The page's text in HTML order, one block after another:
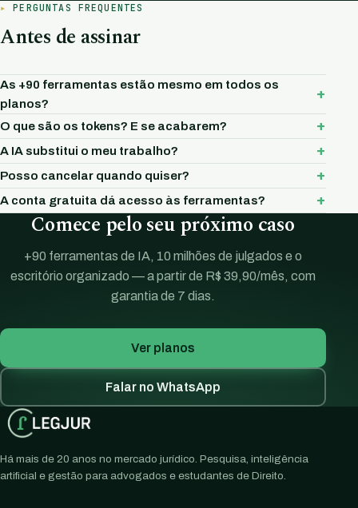
PERGUNTAS FREQUENTES
Antes de assinar
As +90 ferramentas estão mesmo em todos os
planos?
O que são os tokens? E se acabarem?
A IA substitui o meu trabalho?
Posso cancelar quando quiser?
A conta gratuita dá acesso às ferramentas?
Comece pelo seu próximo caso
+90 ferramentas de IA, 10 milhões de julgados e o
escritório organizado — a partir de R$ 39,90/mês, com
garantia de 7 dias.
Ver planos
Falar no WhatsApp
Há mais de 20 anos no mercado jurídico. Pesquisa, inteligência
artificial e gestão para advogados e estudantes de Direito.